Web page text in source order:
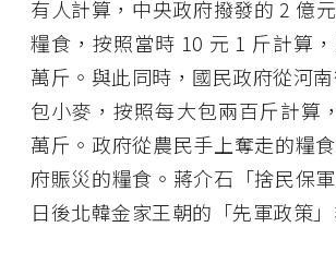
有人計算，中央政府撥發的 2 億
糧食，按照當時 10 元 1 斤計算
萬斤。與此同時，國民政府從河
包小麥，按照每大包兩百斤計算
萬斤。政府從農民手上奪走的糧
府賑災的糧食。蔣介石「捨民保
日後北韓金家王朝的「先軍政策